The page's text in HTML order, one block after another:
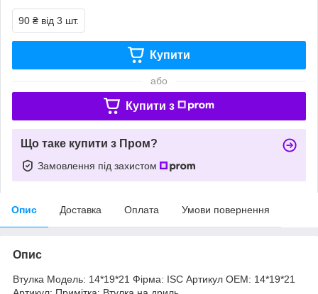
90 ₴ від 3 шт.
Купити
або
Купити з
Що таке купити з Пром?
Замовлення під захистом
Опис Доставка Оплата Умови повернення
Опис
Втулка Модель: 14*19*21 Фірма: ISC Артикул OEM: 14*19*21